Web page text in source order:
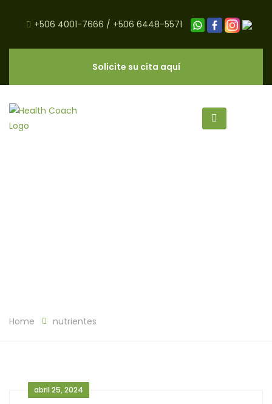
+506 4001-7666 / +506 6448-5571
Solicite su cita aquí
Home nutrientes
abril 25, 2024